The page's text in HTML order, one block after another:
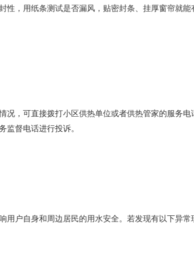
性，用纸条测试是否漏风，贴密封条、挂厚窗帘就能
况，可直接拨打小区供热单位或者供热管家的服务电
监督电话进行投诉。
用户自身和周边居民的用水安全。若发现有以下异常